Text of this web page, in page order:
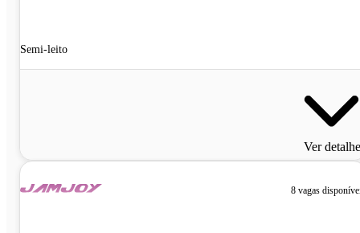
Semi-leito
Ver
8 vagas